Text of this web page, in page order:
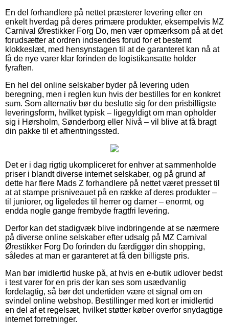
En del forhandlere på nettet præsterer levering efter en
enkelt hverdag på deres primære produkter, eksempelvis MZ
Carnival Ørestikker Forg Do, men vær opmærksom på at det
forudsætter at ordren indsendes forud for et bestemt
klokkeslæt, med hensynstagen til at de garanteret kan nå at
få de nye varer klar forinden de logistikansatte holder
fyraften.
En hel del online selskaber byder på levering uden
beregning, men i reglen kun hvis der bestilles for en konkret
sum. Som alternativ bør du beslutte sig for den prisbilligste
leveringsform, hvilket typisk – ligegyldigt om man opholder
sig i Hørsholm, Sønderborg eller Nivå – vil blive at få bragt
din pakke til et afhentningssted.
Det er i dag rigtig ukompliceret for enhver at sammenholde
priser i blandt diverse internet selskaber, og på grund af
dette har flere Mads Z forhandlere på nettet været presset til
at at stampe prisniveauet på en række af deres produkter –
til juniorer, og ligeledes til herrer og damer – enormt, og
endda nogle gange frembyde fragtfri levering.
Derfor kan det stadigvæk blive indbringende at se nærmere
på diverse online selskaber efter udsalg på MZ Carnival
Ørestikker Forg Do forinden du færdiggør din shopping,
således at man er garanteret at få den billigste pris.
Man bør imidlertid huske på, at hvis en e-butik udlover bedst
i test varer for en pris der kan ses som usædvanlig
fordelagtig, så bør det undertiden være et signal om en
svindel online webshop. Bestillinger med kort er imidlertid
en del af et regelsæt, hvilket støtter køber overfor snydagtige
internet forretninger.